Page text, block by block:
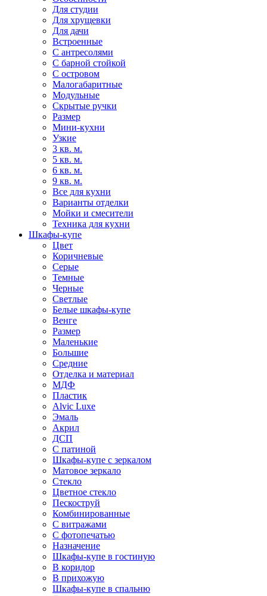
Для студии
Для хрущевки
Для дачи
Встроенные
С антресолями
С барной стойкой
С островом
Малогабаритные
Модульные
Скрытые ручки
Размер
Мини-кухни
Узкие
3 кв. м.
5 кв. м.
6 кв. м.
9 кв. м.
Все для кухни
Варианты отделки
Мойки и смесители
Техника для кухни
Шкафы-купе
Цвет
Коричневые
Серые
Темные
Черные
Светлые
Белые шкафы-купе
Венге
Размер
Маленькие
Большие
Средние
Отделка и материал
МДФ
Пластик
Alvic Luxe
Эмаль
Акрил
ДСП
С патиной
Шкафы-купе с зеркалом
Матовое зеркало
Стекло
Цветное стекло
Пескоструй
Комбинированные
С витражами
С фотопечатью
Назначение
Шкафы-купе в гостиную
В коридор
В прихожую
Шкафы-купе в спальню